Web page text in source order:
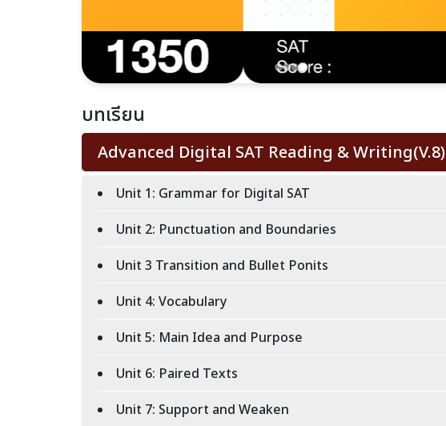
บทเรียน
Advanced Digital SAT Reading & Writing(V.8)
Unit 1: Grammar for Digital SAT
Unit 2: Punctuation and Boundaries
Unit 3 Transition and Bullet Ponits
Unit 4: Vocabulary
Unit 5: Main Idea and Purpose
Unit 6: Paired Texts
Unit 7: Support and Weaken